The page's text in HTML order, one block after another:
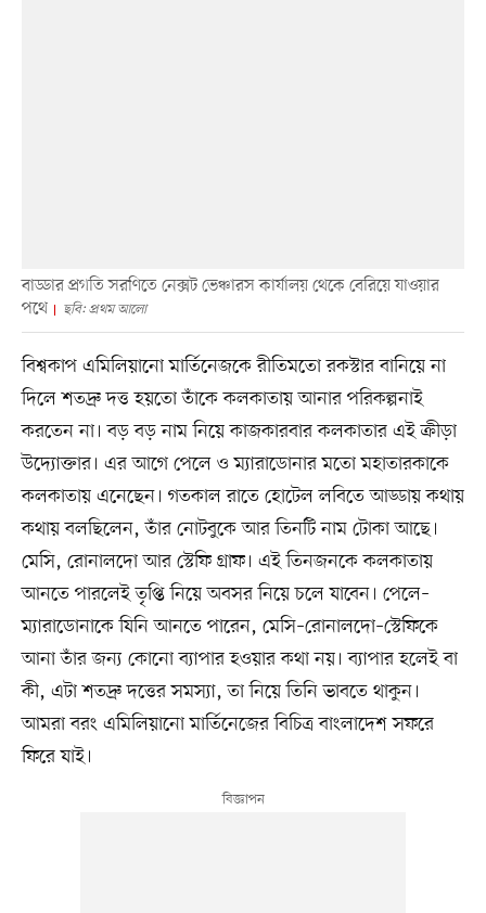
বাড্ডার প্রগতি সরণিতে নেক্সট ভেঞ্চারস কার্যালয় থেকে বেরিয়ে যাওয়ার
পথে
ছবি: প্রথম আলো
বিশ্বকাপ এমিলিয়ানো মার্তিনেজকে রীতিমতো রকস্টার বানিয়ে না
দিলে শতদ্রু দত্ত হয়তো তাঁকে কলকাতায় আনার পরিকল্পনাই
করতেন না। বড় বড় নাম নিয়ে কাজকারবার কলকাতার এই ক্রীড়া
উদ্যোক্তার। এর আগে পেলে ও ম্যারাডোনার মতো মহাতারকাকে
কলকাতায় এনেছেন। গতকাল রাতে হোটেল লবিতে আড্ডায় কথায়
কথায় বলছিলেন, তাঁর নোটবুকে আর তিনটি নাম টোকা আছে।
মেসি, রোনালদো আর স্টেফি গ্রাফ। এই তিনজনকে কলকাতায়
আনতে পারলেই তৃপ্তি নিয়ে অবসর নিয়ে চলে যাবেন। পেলে–
ম্যারাডোনাকে যিনি আনতে পারেন, মেসি–রোনালদো–স্টেফিকে
আনা তাঁর জন্য কোনো ব্যাপার হওয়ার কথা নয়। ব্যাপার হলেই বা
কী, এটা শতদ্রু দত্তের সমস্যা, তা নিয়ে তিনি ভাবতে থাকুন।
আমরা বরং এমিলিয়ানো মার্তিনেজের বিচিত্র বাংলাদেশ সফরে
ফিরে যাই।